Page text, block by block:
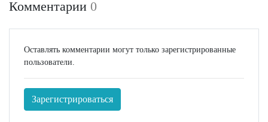
Комментарии 0
Оставлять комментарии могут только зарегистрированные
пользователи.
Зарегистрироваться